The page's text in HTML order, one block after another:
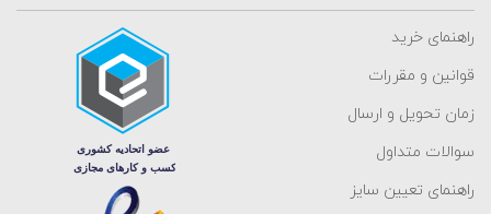
راهنمای خرید
قوانین و مقررات
زمان تحویل و ارسال
سوالات متداول
راهنمای تعیین سایز